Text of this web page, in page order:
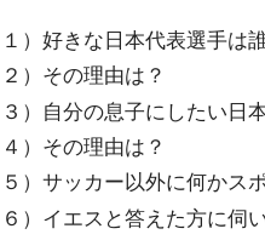
１）好きな日本代表選手は
２）その理由は？
３）自分の息子にしたい日
４）その理由は？
５）サッカー以外に何かス
６）イエスと答えた方に伺